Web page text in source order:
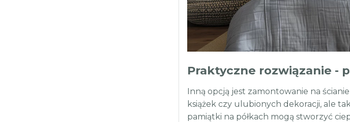
Praktyczne rozwiązanie -
Inną opcją jest zamontowanie na
książek czy ulubionych dekoracji, ale
pamiątki na półkach mogą stworzyć